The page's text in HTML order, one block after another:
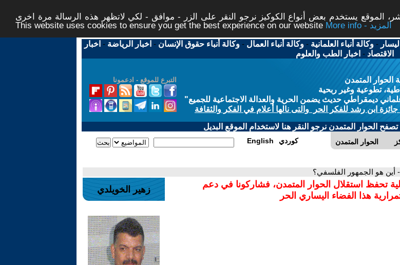
الموقع يستخدم بعض أنواع الكوكيز نرجو النقر على الزر - موافق - لكي لاتظهر هذه الرسالة مرة اخرى -
This website uses cookies to ensure you get the best experience on our website
More info - المزيد
-وكالة أنباء العلمانية -وكالة أنباء العمال -وكالة أنباء حقوق الإنسان - اخبار الرياضة - اخبار
الاقتصاد - اخبار الطب والعلوم
التبرع للموقع - ادعمونا
المتمدن
تطوعية وغير ربحية
ديمقراطي حديث يضمن الحرية والعدالة الاجتماعية للجميع"
ابن رشد للفكر الحر والتى نالها أعلام في الفكر والثقافة
الحوار المتمدن نرجو النقر هنا لاستخدام الموقع البديل
الحوار المتمدن English كوردي
- أين هو الجمهور الفلسفي؟
تحفظ استقلال الحوار المتمدن، فشاركونا في دعم
هذا الفضاء اليساري الحر
زهير الخويلدي